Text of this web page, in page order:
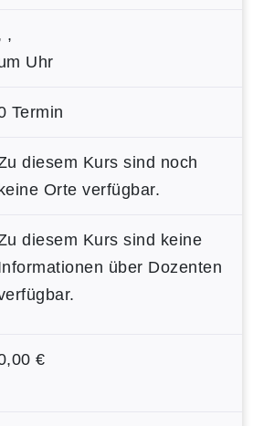
,
Uhr
Termin
diesem Kurs sind noch
Orte verfügbar.
diesem Kurs sind keine
über Dozenten
€